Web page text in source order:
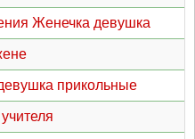
Женечка девушка
прикольные